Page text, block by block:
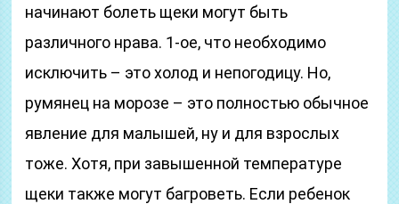
начинают болеть щеки могут быть
различного нрава. 1-ое, что необходимо
исключить – это холод и непогодицу. Но,
румянец на морозе – это полностью обычное
явление для малышей, ну и для взрослых
тоже. Хотя, при завышенной температуре
щеки также могут багроветь. Если ребенок